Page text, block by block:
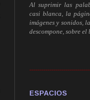
Al suprimir las
casi blanca, la
imágenes y sonidos,
descompone, sobre
ESPACIOS